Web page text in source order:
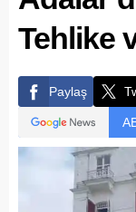
Tehlike
Paylaş